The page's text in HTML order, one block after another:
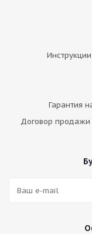
Гарантия
Договор продажи